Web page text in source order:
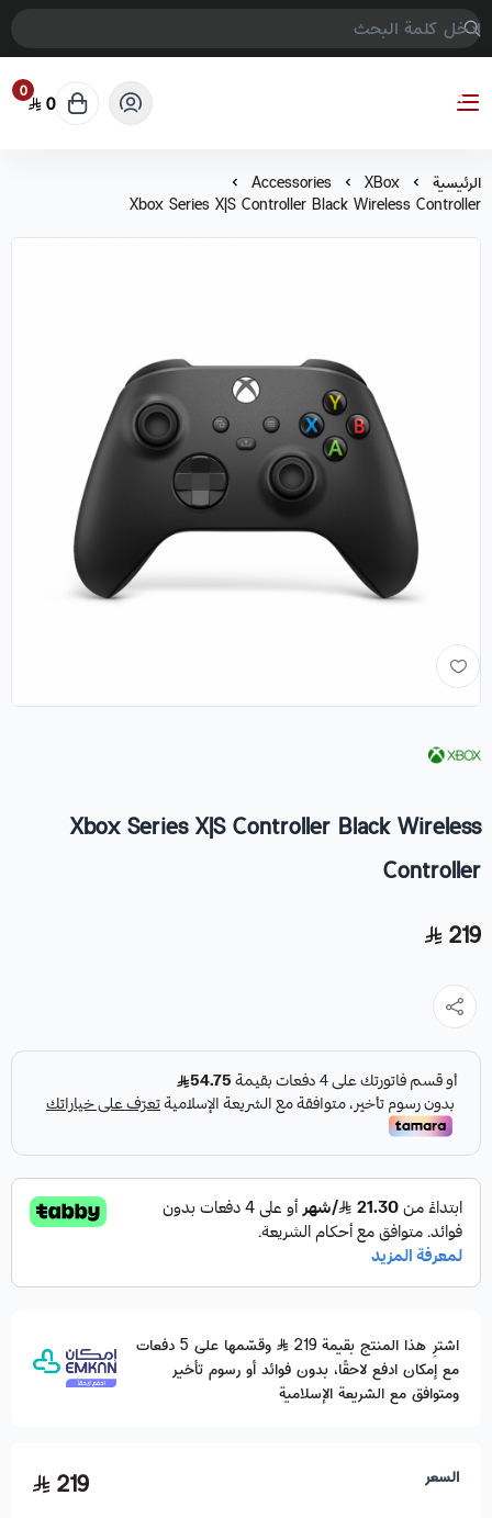
COMPTER GAMES
0 0
الرئيسية XBox
Accessories
Xbox Series X|S Controller Black Wireless Controller
Xbox Series X|S Controller Black Wireless
Controller
219
اشترِ هذا المنتج بقيمة 219
وقسّمها على 5 دفعات
مع إمكان ادفع لاحقًا، بدون فوائد أو رسوم تأخير
ومتوافق مع الشريعة الإسلامية
السعر 219